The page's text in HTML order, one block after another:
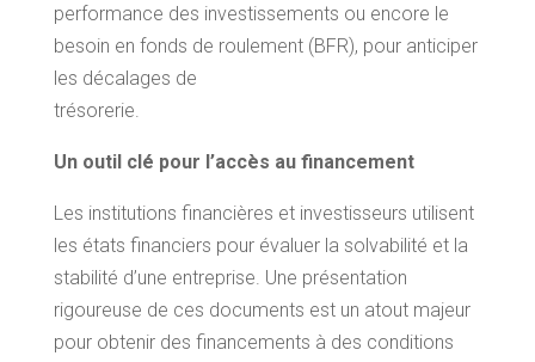
performance des investissements ou encore le
besoin en fonds de roulement (BFR), pour anticiper
les décalages de
trésorerie.
Un outil clé pour l’accès au financement
Les institutions financières et investisseurs utilisent
les états financiers pour évaluer la solvabilité et la
stabilité d’une entreprise. Une présentation
rigoureuse de ces documents est un atout majeur
pour obtenir des financements à des conditions